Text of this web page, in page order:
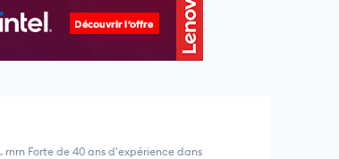
Forte de 40 ans d'expérience dans